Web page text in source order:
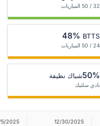
32 / 50 المباريات
48% BTTS
24 / 50 المباريات
50%شباك نظيفة
نادي سلتيك
12/30/2025
5/2025